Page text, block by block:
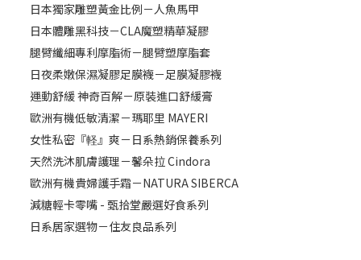
日本獨家雕塑黃金比例－人魚馬甲
日本體雕黑科技－CLA魔塑精華凝膠
腿臂纖細專利摩脂術－腿臂塑摩脂套
日夜柔嫩保濕凝膠足膜襪－足膜凝膠襪
運動舒緩 神奇百解－原裝進口舒緩膏
歐洲有機低敏清潔－瑪耶里 MAYERI
女性私密『軽』爽－日系熱銷保養系列
天然洗沐肌膚護理－馨朵拉 Cindora
歐洲有機貴婦護手霜－NATURA SIBERCA
減糖輕卡零嘴 - 甄拾堂嚴選好食系列
日系居家選物－住友良品系列